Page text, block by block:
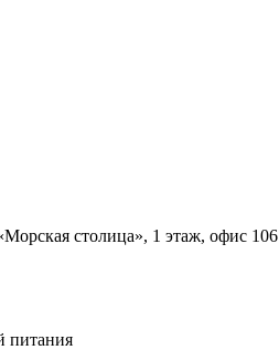
столица», 1 этаж, офис 106
питания